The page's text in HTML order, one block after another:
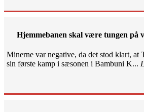
Hjemmebanen skal være tungen på
Minerne var negative, da det stod klart, at
sin første kamp i sæsonen i Bambuni K...